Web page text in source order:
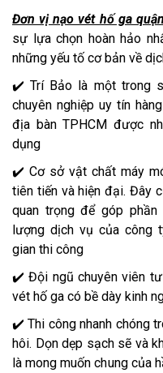
Đơn vị nạo vét hố ga
sự lựa chọn hoàn hảo
những yếu tố cơ bản về
✔️ Trí Bảo là một trong
chuyên nghiệp uy tín
địa bàn TPHCM được
dụng
✔️ Cơ sở vật chất máy
tiên tiến và hiện đại. Đây
quan trọng để góp
lượng dịch vụ của công
gian thi công
✔️ Đội ngũ chuyên viên tư
vét hố ga có bề dày kinh
✔️ Thi công nhanh chóng
hôi. Dọn dẹp sạch sẽ và
là mong muốn chung của